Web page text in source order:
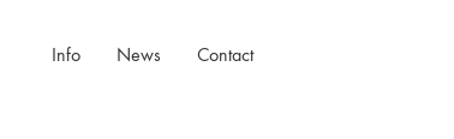
Info News Contact